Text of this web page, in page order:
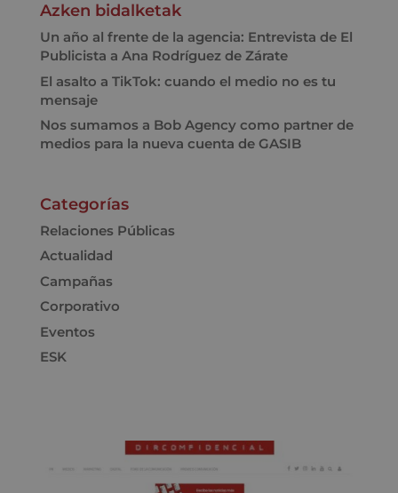
Azken bidalketak
Un año al frente de la agencia: Entrevista de El
Publicista a Ana Rodríguez de Zárate
El asalto a TikTok: cuando el medio no es tu
mensaje
Nos sumamos a Bob Agency como partner de
medios para la nueva cuenta de GASIB
Categorías
Relaciones Públicas
Actualidad
Campañas
Corporativo
Eventos
ESK